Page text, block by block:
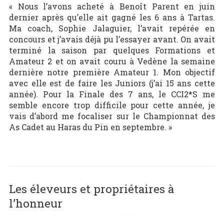
« Nous l’avons acheté à Benoît Parent en juin
dernier après qu’elle ait gagné les 6 ans à Tartas.
Ma coach, Sophie Jalaguier, l’avait repérée en
concours et j’avais déjà pu l’essayer avant. On avait
terminé la saison par quelques Formations et
Amateur 2 et on avait couru à Vedène la semaine
dernière notre première Amateur 1. Mon objectif
avec elle est de faire les Juniors (j’ai 15 ans cette
année). Pour la Finale des 7 ans, le CCI2*S me
semble encore trop difficile pour cette année, je
vais d’abord me focaliser sur le Championnat des
As Cadet au Haras du Pin en septembre. »
Les éleveurs et propriétaires à
l’honneur